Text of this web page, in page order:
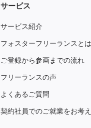
サービス
サービス紹介
フォスターフリーランスとは
ご登録から参画までの流れ
フリーランスの声
よくあるご質問
契約社員でのご就業をお考